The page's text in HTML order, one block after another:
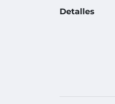
Detalles